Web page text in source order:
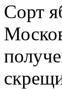
Сорт